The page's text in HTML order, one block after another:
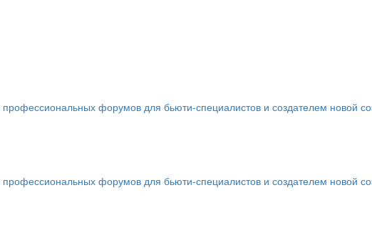
форумов для бьюти-специалистов и создателем новой
форумов для бьюти-специалистов и создателем новой